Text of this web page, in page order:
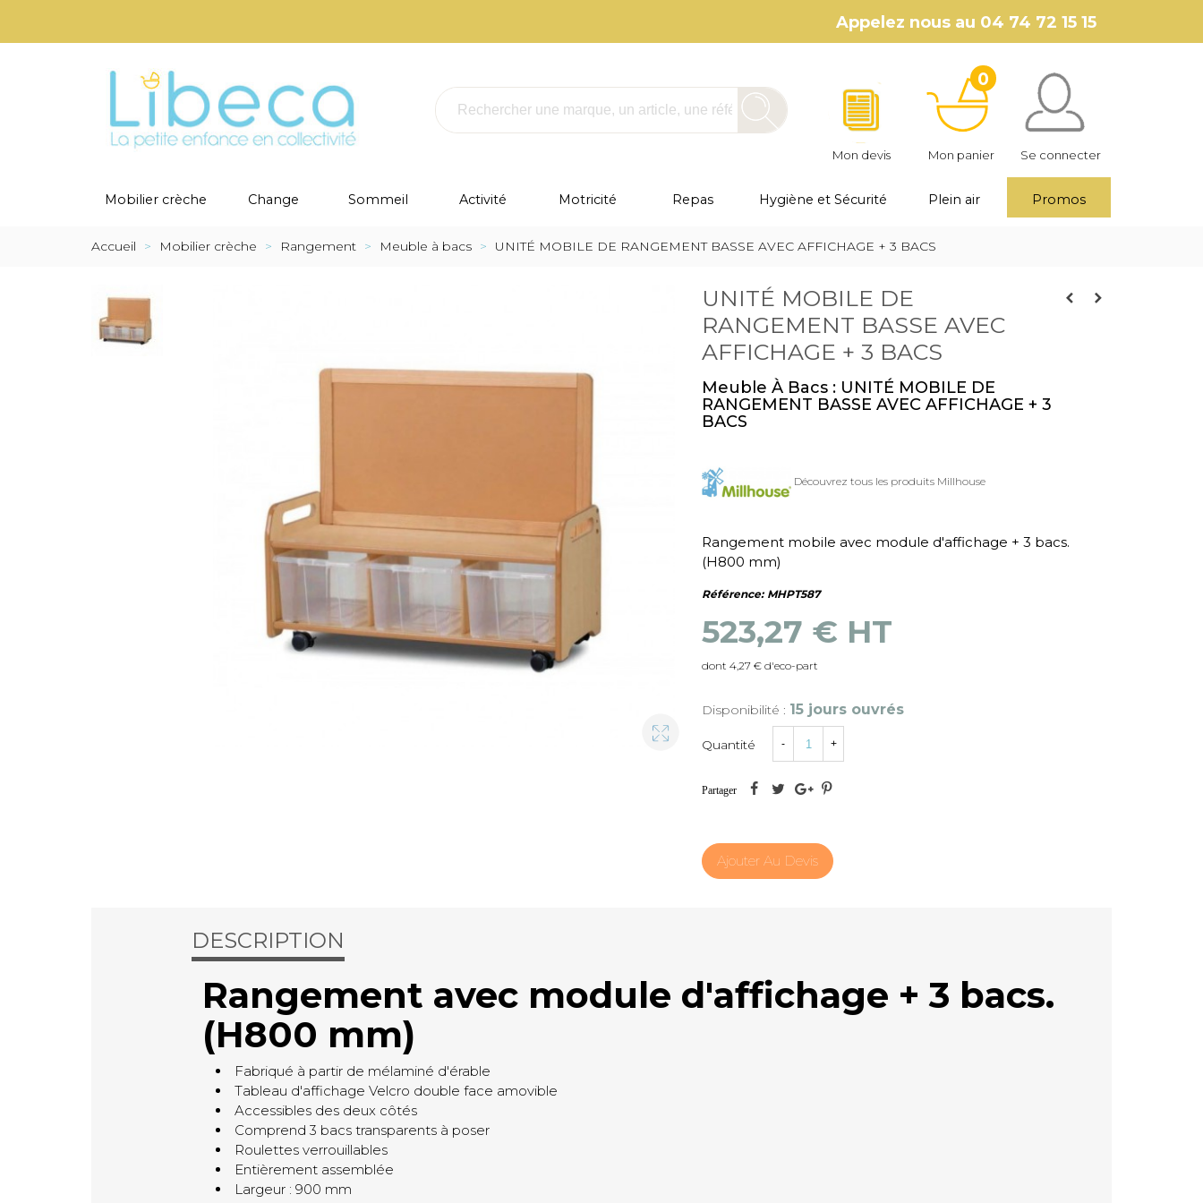
Appelez nous au 04 74 72 15 15
Mon devis
0
Mon panier Se connecter
Mobilier crèche Change Sommeil Activité Motricité Repas Hygiène et Sécurité Plein air Promos
Accueil > Mobilier crèche > Rangement > Meuble à bacs > UNITÉ MOBILE DE RANGEMENT BASSE AVEC AFFICHAGE + 3 BACS
UNITÉ MOBILE DE
RANGEMENT BASSE AVEC
AFFICHAGE + 3 BACS
Meuble À Bacs : UNITÉ MOBILE DE
RANGEMENT BASSE AVEC AFFICHAGE + 3
BACS
Découvrez tous les produits Millhouse
Rangement mobile avec module d'affichage + 3 bacs.
(H800 mm)
Référence: MHPT587
523,27 € HT
dont 4,27 € d'eco-part
Disponibilité : 15 jours ouvrés
Quantité - +
Partager
Ajouter Au Devis
DESCRIPTION
Rangement avec module d'affichage + 3 bacs.
(H800 mm)
Fabriqué à partir de mélaminé d'érable
Tableau d'affichage Velcro double face amovible
Accessibles des deux côtés
Comprend 3 bacs transparents à poser
Roulettes verrouillables
Entièrement assemblée
Largeur : 900 mm